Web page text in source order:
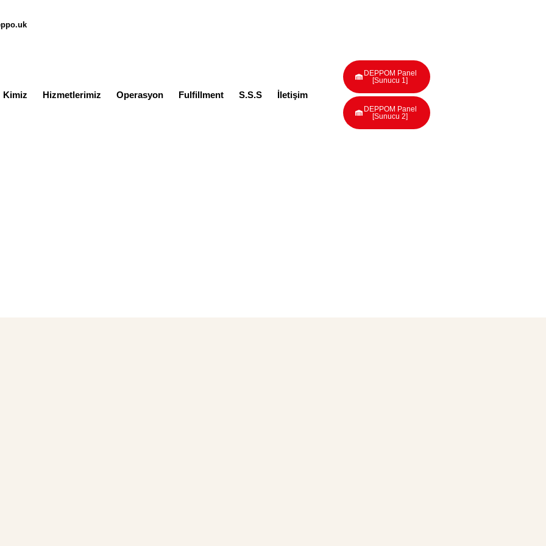
Kimiz Hizmetlerimiz Operasyon Fulfillment S.S.S İletişim
DEPPOM Panel
[Sunucu 1]
DEPPOM Panel
[Sunucu 2]